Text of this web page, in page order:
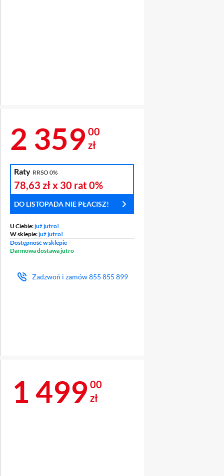
WYŚWIETLACZA
Cena 2 359 zł
2 359 00
zł
Raty RRSO 0%
78,63 złx 30 rat0%
DO LISTOPADA NIE PŁACISZ!
U Ciebie:już jutro!
W sklepie:już jutro!
Dostępność w sklepie
Darmowa dostawa jutro
Zadzwoń i zamów855 855 899
Cena 1 499 zł
1 499 00
zł